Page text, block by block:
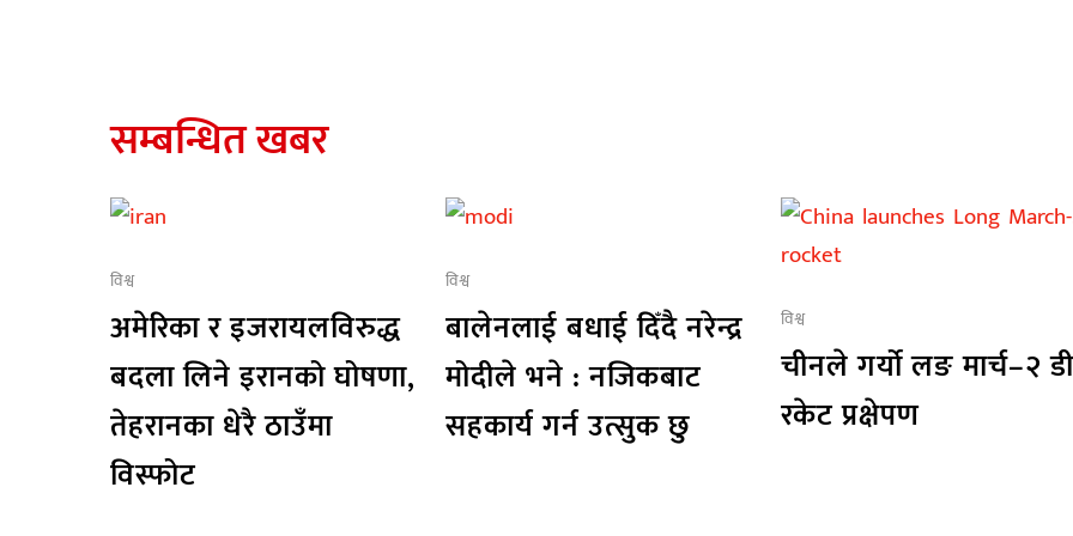
सम्बन्धित खबर
विश्व
अमेरिका र इजरायलविरुद्ध
बदला लिने इरानको घोषणा,
तेहरानका धेरै ठाउँमा
विस्फोट
विश्व
बालेनलाई बधाई दिँदै नरेन्द्र
मोदीले भने : नजिकबाट
सहकार्य गर्न उत्सुक छु
विश्व
चीनले गर्यो लङ मार्च–२
रकेट प्रक्षेपण